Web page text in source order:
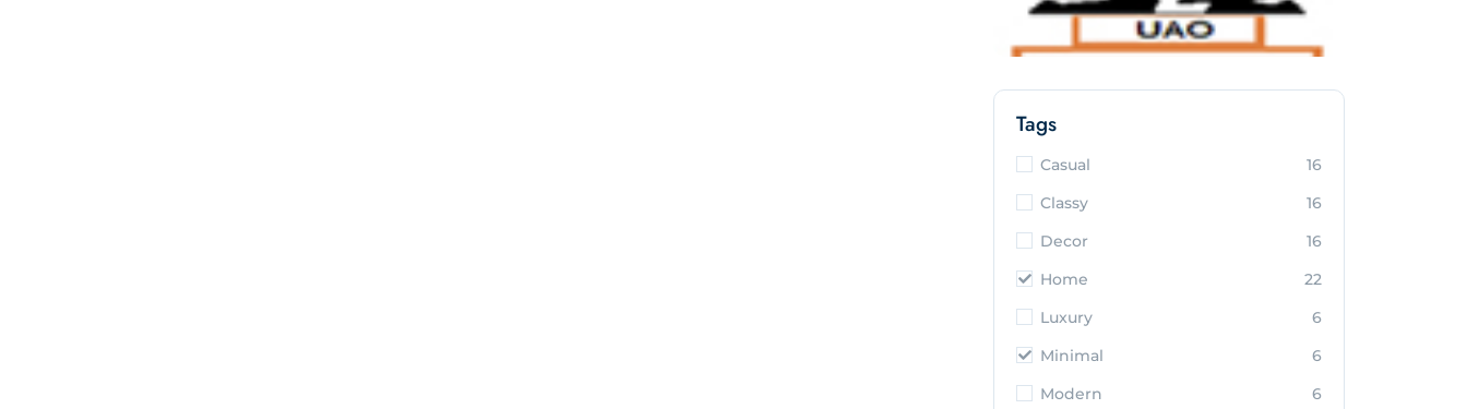
Tags
Casual
16
Classy
16
Decor
16
Home
22
Luxury
6
Minimal
6
Modern
6